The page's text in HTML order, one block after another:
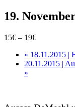
19.
15€ – 19€
« 18.11.2015 |
20.11.2015 |
»